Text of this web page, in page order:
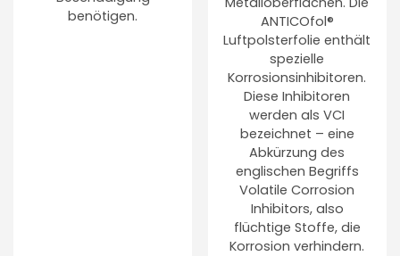
benötigen.
ANTICOfol®
Luftpolsterfolie enthält
spezielle
Korrosionsinhibitoren.
Diese Inhibitoren
werden als VCI
bezeichnet – eine
Abkürzung des
englischen Begriffs
Volatile Corrosion
Inhibitors, also
flüchtige Stoffe, die
Korrosion verhindern.